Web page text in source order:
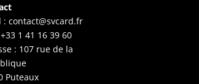
:contact@svcard.fr
1 41 16 39 60
: 107 rue de la
Puteaux